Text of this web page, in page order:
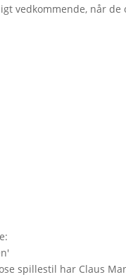
vedkommende, når de
:
'
spillestil har Claus